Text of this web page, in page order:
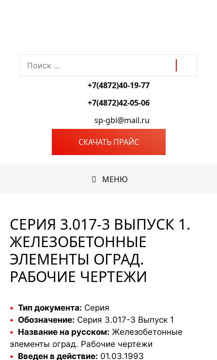
+7(4872)40-19-77
+7(4872)42-05-06
sp-gbi@mail.ru
СКАЧАТЬ ПРАЙС
МЕНЮ
СЕРИЯ 3.017-3 ВЫПУСК 1.
ЖЕЛЕЗОБЕТОННЫЕ
ЭЛЕМЕНТЫ ОГРАД.
РАБОЧИЕ ЧЕРТЕЖИ
Тип документа: Серия
Обозначение: Серия 3.017-3 Выпуск 1
Название на русском: Железобетонные
элементы оград. Рабочие чертежи
Введен в действие: 01.03.1993